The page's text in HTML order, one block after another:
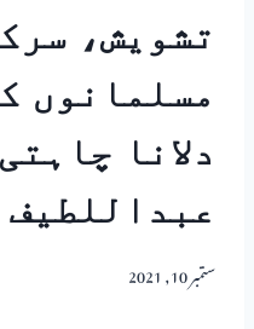
تشویش،
مسلمانوں
دلانا
ستمبر 10, 2021